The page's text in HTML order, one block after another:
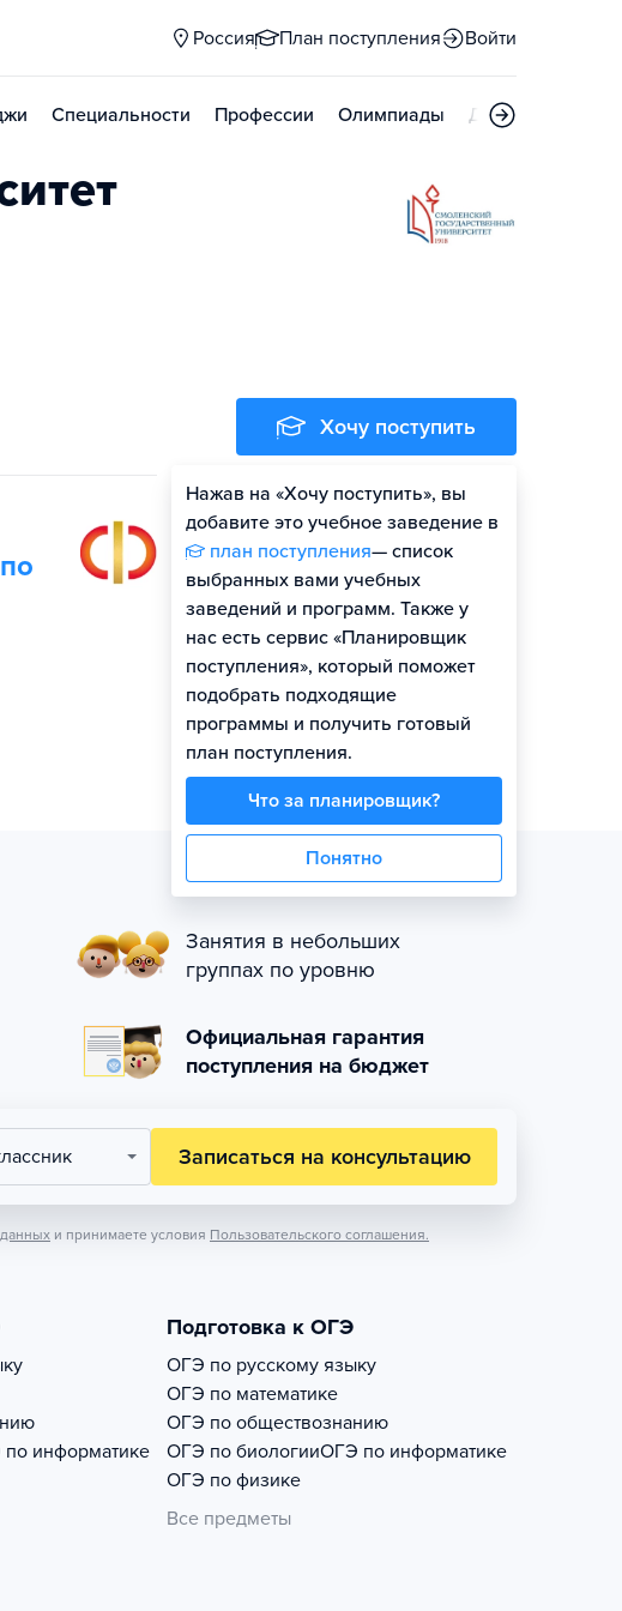
Россия План поступления Войти
Специальности Профессии Олимпиады Дни открытых
Хочу поступить
Нажав на «Хочу поступить», вы
добавите это учебное заведение в
план поступления— список
выбранных вами учебных
заведений и программ. Также у
нас есть сервис «Планировщик
поступления», который поможет
подобрать подходящие
программы и получить готовый
план поступления.
Что за планировщик?
Понятно
Оценить шансы
Занятия в небольших
группах по уровню
Официальная гарантия
поступления на бюджет
Записаться на консультацию
и принимаете условия Пользовательского соглашения.
по информатике
Подготовка к ОГЭ
ОГЭ по русскому языку
ОГЭ по математике
ОГЭ по обществознанию
ОГЭ по биологииОГЭ по информатике
ОГЭ по физике
Все предметы